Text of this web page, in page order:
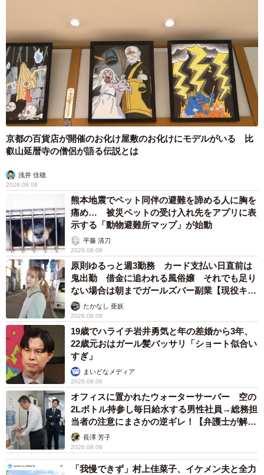
京都の百貨店が開催のお化け屋敷のお化けにモデルがいる 比
叡山延暦寺の僧侶が語る伝説とは
浅井 佳穂
2026.08.08
熊本地震でペット同伴の避難を諦める人に胸を
痛め… 被災ペットの受け入れ先をアプリに表
示する「動物避難所マップ」が始動
平藤 清刀
2026.08.08
原則ゆるっと週3勤務 カード支払い日直前は
鬼出勤 借金に追われる風俗嬢 それでも足り
ない場合は朝までガールズバー副業【現役キャ
ストに取材】
たかなし 亜妖
2026.08.08
19歳でハライチ岩井勇気と年の差婚から3年、
22歳元おはガール髪バッサリ「ショート似合い
すぎ」
まいどなメディア
2026.08.08
オフィスに置かれたウォーターサーバー 空の
2Lボトル持参し毎日給水する男性社員→総務担
当者の注意にまさかの逆ギレ！【弁護士が解
説】長澤 芳子
2026.08.08
「我慢できず」村上佳菜子、イケメン夫と全力